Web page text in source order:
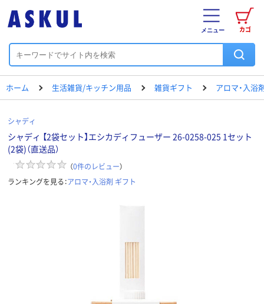
カゴ
メニュー
ホーム 生活雑貨/キッチン用品 雑貨ギフト アロマ・入浴
シャディ
シャディ 【2袋セット】エシカディフューザー 26-0258-025 1セット
(2袋)（直送品）
（0件のレビュー）
ランキングを見る：アロマ・入浴剤 ギフト